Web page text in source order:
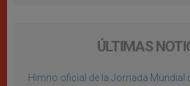
ÚLTIMAS
Himno oficial de la Jornada Mundial